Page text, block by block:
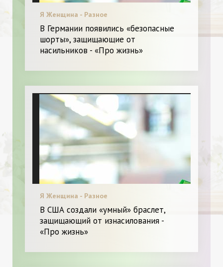
Я Женщина - Разное
В Германии появились «безопасные
шорты», защищающие от
насильников - «Про жизнь»
Я Женщина - Разное
В США создали «умный» браслет,
защищающий от изнасилования -
«Про жизнь»